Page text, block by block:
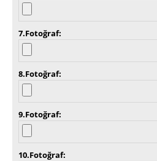
7.Fotoğraf
8.Fotoğraf
9.Fotoğraf
10.Fotoğraf